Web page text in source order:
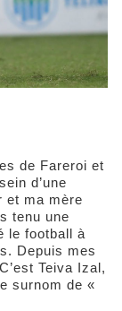
de Fareroi et
d’une
et ma mère
tenu une
le football à
Depuis mes
Teiva Izal,
surnom de «